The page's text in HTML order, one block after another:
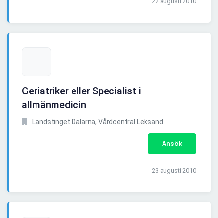
Geriatriker eller Specialist i
allmänmedicin
Landstinget Dalarna, Vårdcentral Leksand
Ansök
23 augusti 2010